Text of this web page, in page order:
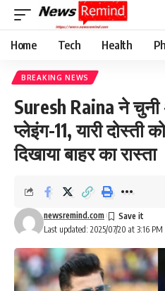
Home Tech Health
BREAKING NEWS
Suresh Raina ने चुनी
प्लेइंग-11, यारी दोस्ती
दिखाया बाहर का रास्ता
Last updated: 2025/07/20 at 3:16 PM
newsremind.com